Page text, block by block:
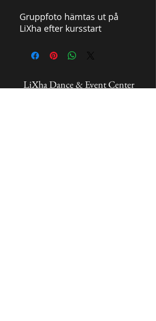
Gruppfoto hämtas ut på
LiXha efter kursstart
LiXha Dance & Event Center